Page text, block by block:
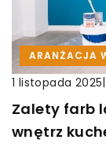
ARANŻACJA
1 listopada 2025|
Zalety farb
wnętrz